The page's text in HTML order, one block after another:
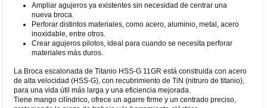
Ampliar agujeros ya existentes sin necesidad de centrar una
nueva broca.
Perforar distintos materiales, como acero, aluminio, metal, acero
inoxidable, entre otros.
Crear agujeros pilotos, ideal para cuando se necesita perforar
materiales más duros.
La Broca escalonada de Titanio HSS-G 11GR está construida con acero
de alta velocidad (HSS-G), con recubrimiento de TiN (nitruro de titanio),
para una vida útil más larga y una eficiencia mejorada.
Tiene mango cilíndrico, ofrece un agarre firme y un centrado preciso,